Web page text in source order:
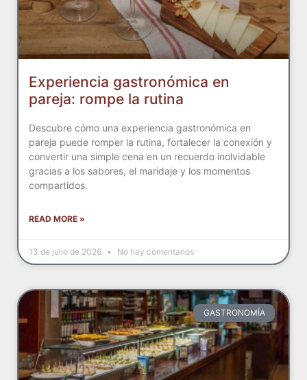
Experiencia gastronómica en
pareja: rompe la rutina
Descubre cómo una experiencia gastronómica en
pareja puede romper la rutina, fortalecer la conexión y
convertir una simple cena en un recuerdo inolvidable
gracias a los sabores, el maridaje y los momentos
compartidos.
READ MORE »
13 de julio de 2026 No hay comentarios
GASTRONOMÍA